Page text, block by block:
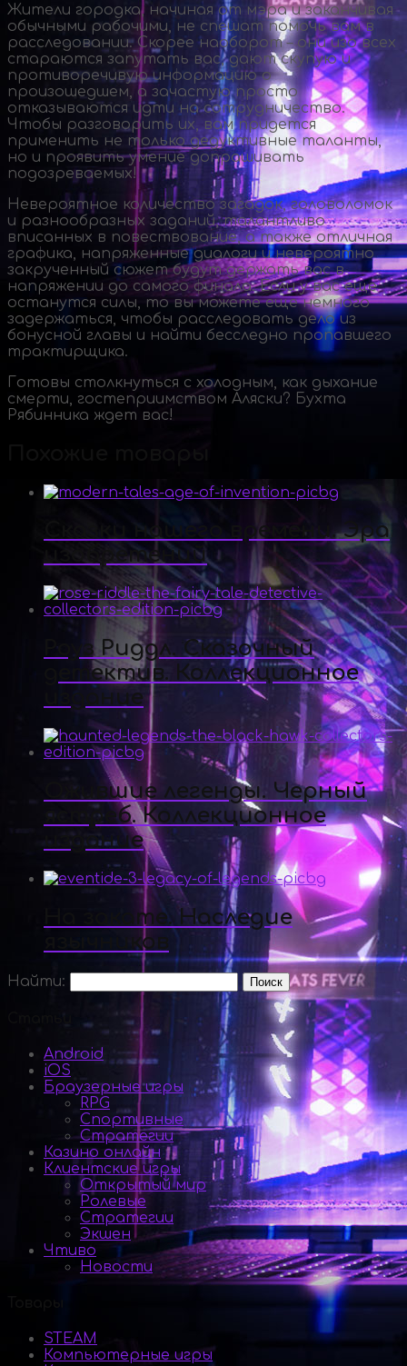
Жители городка, начиная от мэра и заканчивая
обычными рабочими, не спешат помочь вам в
расследовании. Скорее наоборот – они изо всех
стараются запутать вас, дают скупую и
противоречивую информацию о
произошедшем, а зачастую просто
отказываются идти на сотрудничество.
Чтобы разговорить их, вам придется
применить не только дедуктивные таланты,
но и проявить умение допрашивать
подозреваемых!
Невероятное количество загадок, головоломок
и разнообразных заданий, талантливо
вписанных в повествование, а также отличная
графика, напряженные диалоги и невероятно
закрученный сюжет будут держать вас в
напряжении до самого финала. Если у вас еще
останутся силы, то вы можете еще немного
задержаться, чтобы расследовать дело из
бонусной главы и найти бесследно пропавшего
трактирщика.
Готовы столкнуться с холодным, как дыхание
смерти, гостеприимством Аляски? Бухта
Рябинника ждет вас!
Сказки нашего времени. Эра
изобретений
Роуз Риддл. Сказочный
детектив. Коллекционное
издание
Ожившие легенды. Черный
ястреб. Коллекционное
издание
На закате. Наследие
язычников
Найти:
Android
iOS
Браузерные игры
RPG
Спортивные
Стратегии
Казино онлайн
Клиентские игры
Открытый мир
Ролевые
Стратегии
Экшен
Чтиво
Новости
STEAM
Компьютерные игры